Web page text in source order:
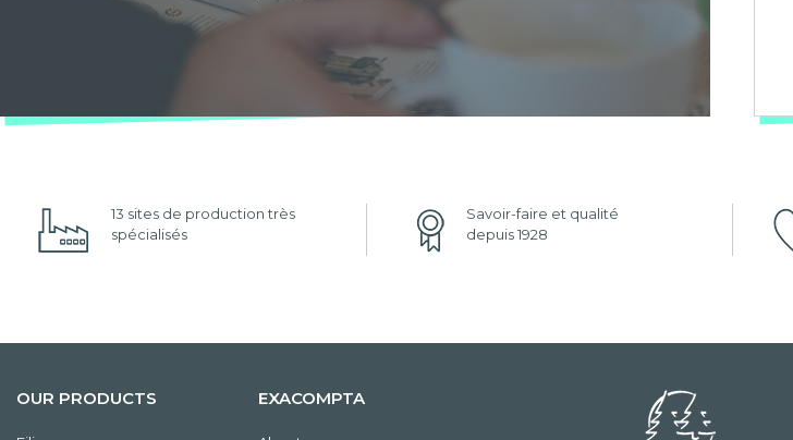
13 sites de production très
spécialisés
Savoir-faire et qualité
depuis 1928
OUR PRODUCTS EXACOMPTA